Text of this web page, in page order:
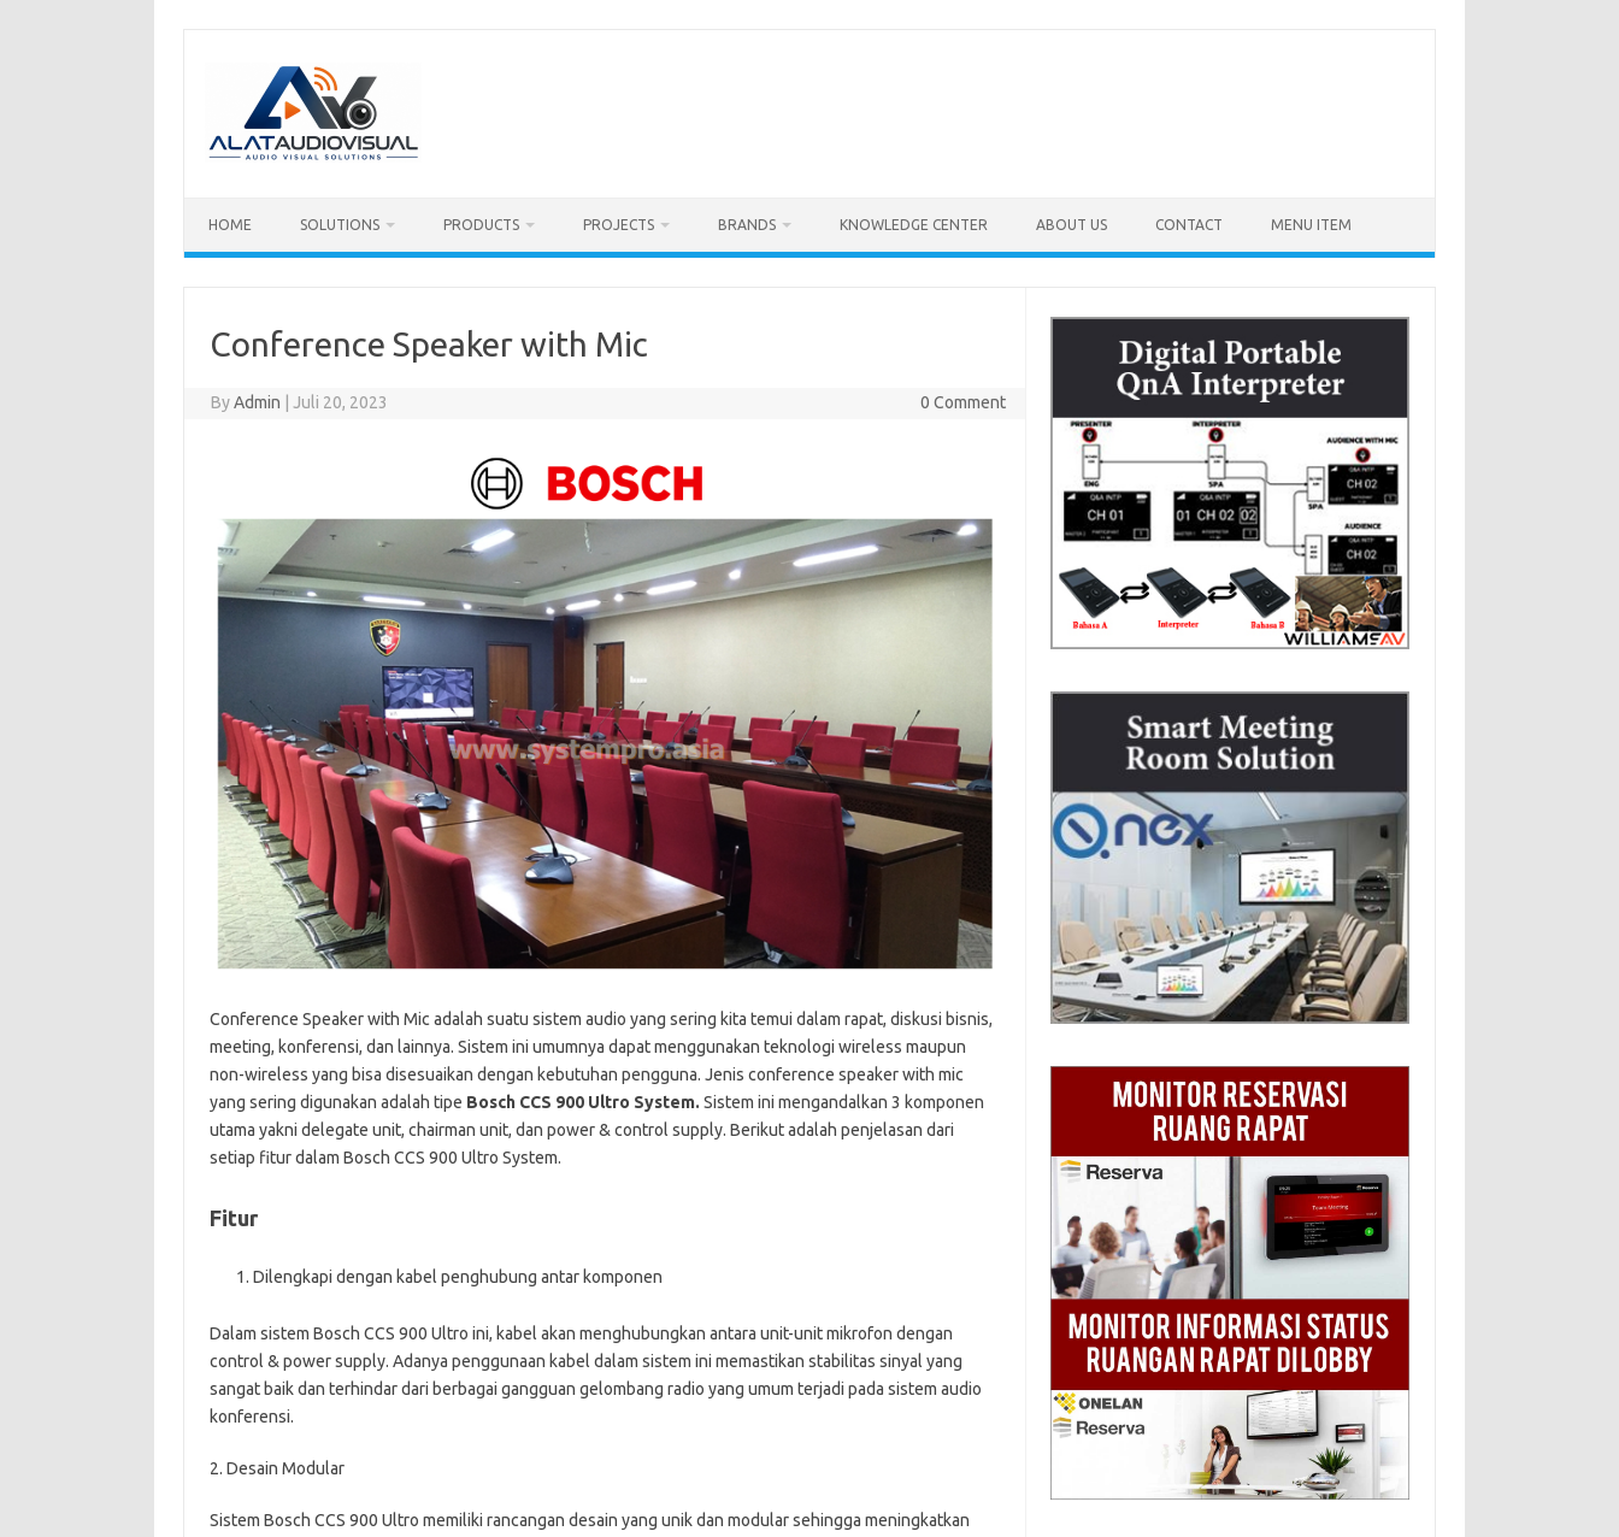
HOME SOLUTIONS PRODUCTS PROJECTS BRANDS KNOWLEDGE CENTER ABOUT US CONTACT MENU ITEM
Conference Speaker with Mic
ByAdmin Juli 20, 2023 0 Comment
Conference Speaker with Mic adalah suatu sistem audio yang sering kita temui dalam rapat, diskusi bisnis,
meeting, konferensi, dan lainnya. Sistem ini umumnya dapat menggunakan teknologi wireless maupun
non-wireless yang bisa disesuaikan dengan kebutuhan pengguna. Jenis conference speaker with mic
yang sering digunakan adalah tipe Bosch CCS 900 Ultro System. Sistem ini mengandalkan 3 komponen
utama yakni delegate unit, chairman unit, dan power & control supply. Berikut adalah penjelasan dari
setiap fitur dalam Bosch CCS 900 Ultro System.
Fitur
Dilengkapi dengan kabel penghubung antar komponen
Dalam sistem Bosch CCS 900 Ultro ini, kabel akan menghubungkan antara unit-unit mikrofon dengan
control & power supply. Adanya penggunaan kabel dalam sistem ini memastikan stabilitas sinyal yang
sangat baik dan terhindar dari berbagai gangguan gelombang radio yang umum terjadi pada sistem audio
konferensi.
2. Desain Modular
Sistem Bosch CCS 900 Ultro memiliki rancangan desain yang unik dan modular sehingga meningkatkan